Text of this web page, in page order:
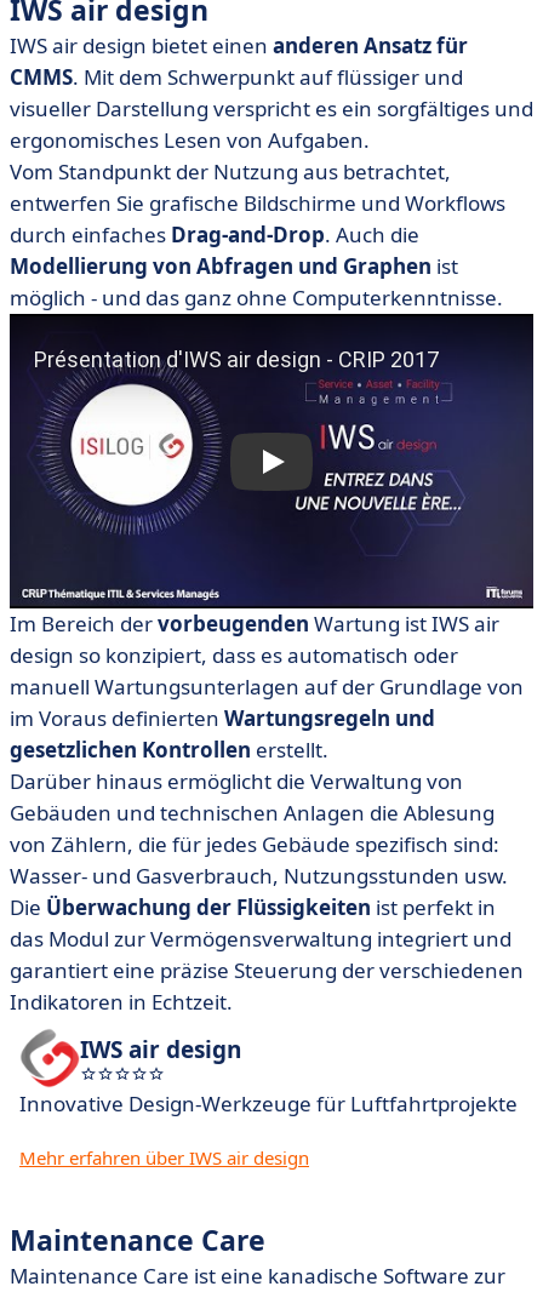
IWS air design
IWS air design bietet einen anderen Ansatz für
CMMS. Mit dem Schwerpunkt auf flüssiger und
visueller Darstellung verspricht es ein sorgfältiges und
ergonomisches Lesen von Aufgaben.
Vom Standpunkt der Nutzung aus betrachtet,
entwerfen Sie grafische Bildschirme und Workflows
durch einfaches Drag-and-Drop. Auch die
Modellierung von Abfragen und Graphen ist
möglich - und das ganz ohne Computerkenntnisse.
Im Bereich dervorbeugenden Wartung ist IWS air
design so konzipiert, dass es automatisch oder
manuell Wartungsunterlagen auf der Grundlage von
im Voraus definierten Wartungsregeln und
gesetzlichen Kontrollen erstellt.
Darüber hinaus ermöglicht die Verwaltung von
Gebäuden und technischen Anlagen die Ablesung
von Zählern, die für jedes Gebäude spezifisch sind:
Wasser- und Gasverbrauch, Nutzungsstunden usw.
Die Überwachung der Flüssigkeiten ist perfekt in
das Modul zur Vermögensverwaltung integriert und
garantiert eine präzise Steuerung der verschiedenen
Indikatoren in Echtzeit.
IWS air design
Innovative Design-Werkzeuge für Luftfahrtprojekte
Mehr erfahren über IWS air design
Maintenance Care
Maintenance Care ist eine kanadische Software zur